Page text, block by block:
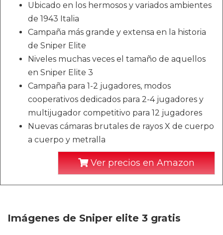
Ubicado en los hermosos y variados ambientes
de 1943 Italia
Campaña más grande y extensa en la historia
de Sniper Elite
Niveles muchas veces el tamaño de aquellos
en Sniper Elite 3
Campaña para 1-2 jugadores, modos
cooperativos dedicados para 2-4 jugadores y
multijugador competitivo para 12 jugadores
Nuevas cámaras brutales de rayos X de cuerpo
a cuerpo y metralla
Ver precios en Amazon
Imágenes de Sniper elite 3 gratis